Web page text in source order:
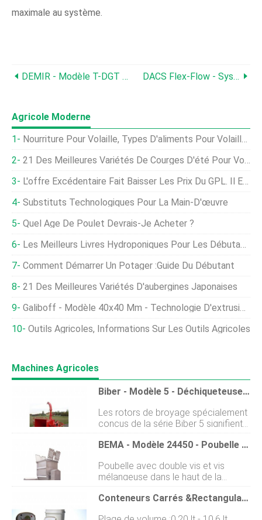
maximale au système.
DEMIR - Modèle T-DGT - Herse Multi-Disques Traînée Indépendante DACS Flex-Flow - Système De Transport D'aliments Rapide Et Fiable
Agricole Moderne
Nourriture Pour Volaille, Types D'aliments Pour Volaille, Formulation D'aliments
21 Des Meilleures Variétés De Courges D'été Pour Votre Jardin
L'offre Excédentaire Fait Baisser Les Prix Du GPL. Il Est Temps De Passer Un Contrat Pour Le Séchage Du Maïs ?
Substituts Technologiques Pour La Main-D'œuvre
Quel Âge De Poulet Devrais-Je Acheter ?
Les Meilleurs Livres Hydroponiques Pour Les Débutants Et Au-Delà
Comment Démarrer Un Potager :guide Du Débutant
21 Des Meilleures Variétés D'aubergines Japonaises
Galiboff - Modèle 40x40 Mm - Technologie D'extrusion De Polymères De Bois
Outils Agricoles, Informations Sur Les Outils Agricoles
Machines Agricoles
Biber - Modèle 5 - Déchiqueteuse À Bois
Les rotors de broyage spécialement
conçus de la série Biber 5 signifient
que, selon le modèle, la longueur des
copeaux peut être ajustée avec
système de rouleaux dalimentation
fixes et langle des couteaux
permettent des performances de
coupe à économie dénergie, même
au diamètre de branche maximum.
BEMA - Modèle 24450 - Poubelle Pour Aliments Pour Animaux Avec Mélangeur
Poubelle avec double vis et vis
mélangeuse dans le haut de la
poubelle. Conception pour lindustrie
alimentaire. Combine les fonctions Conteneurs Carrés &Rectangulaires